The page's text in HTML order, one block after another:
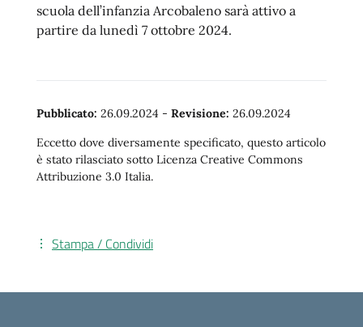
scuola dell’infanzia Arcobaleno sarà attivo a
partire da lunedì 7 ottobre 2024.
Pubblicato: 26.09.2024 - Revisione: 26.09.2024
Eccetto dove diversamente specificato, questo articolo
è stato rilasciato sotto Licenza Creative Commons
Attribuzione 3.0 Italia.
Stampa / Condividi